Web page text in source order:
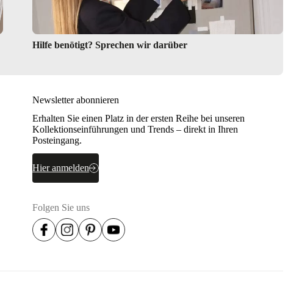
Hilfe benötigt? Sprechen wir darüber
Newsletter abonnieren
Erhalten Sie einen Platz in der ersten Reihe bei unseren
Kollektionseinführungen und Trends – direkt in Ihren
Posteingang.
Hier anmelden
Folgen Sie uns